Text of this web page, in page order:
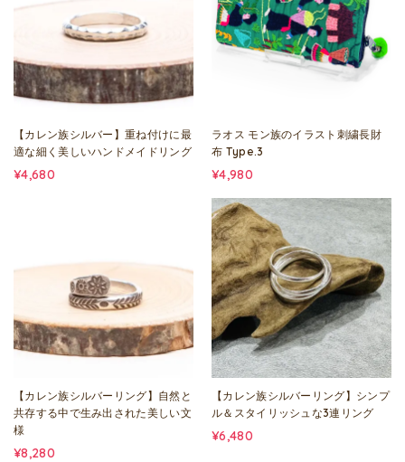
【カレン族シルバー】重ね付けに最
適な細く美しいハンドメイドリング
¥4,680
ラオス モン族のイラスト刺繍長財
布 Type.3
¥4,980
【カレン族シルバーリング】自然と
共存する中で生み出された美しい文
様
¥8,280
【カレン族シルバーリング】シンプ
ル＆スタイリッシュな3連リング
¥6,480